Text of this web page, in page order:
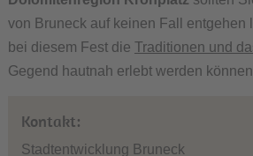
von Bruneck auf keinen Fall entgehen
bei diesem Fest die Traditionen und
Gegend hautnah erlebt werden
Kontakt:
Stadtentwicklung Bruneck